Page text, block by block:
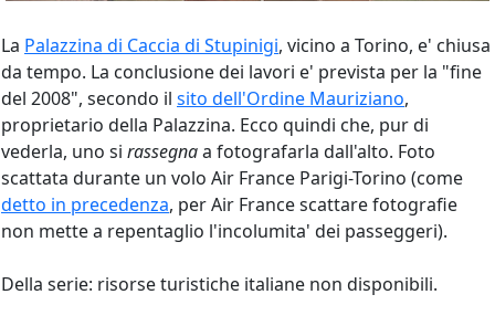
La Palazzina di Caccia di Stupinigi, vicino a Torino, e' chiusa
da tempo. La conclusione dei lavori e' prevista per la "fine
del 2008", secondo il sito dell'Ordine Mauriziano,
proprietario della Palazzina. Ecco quindi che, pur di
vederla, uno si rassegnaa fotografarla dall'alto. Foto
scattata durante un volo Air France Parigi-Torino (come
detto in precedenza, per Air France scattare fotografie
non mette a repentaglio l'incolumita' dei passeggeri).
Della serie: risorse turistiche italiane non disponibili.